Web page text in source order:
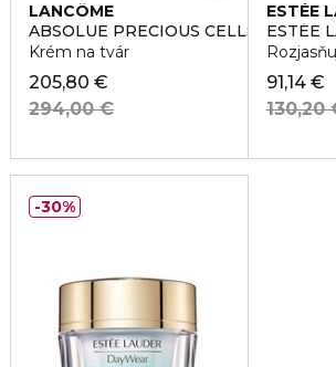
LANCÔME
ABSOLUE PRECIOUS CELLS RICH
Krém na tvár
205,80 €
294,00 €
ESTÉE
ESTÉE
91,14 €
130,20
30%